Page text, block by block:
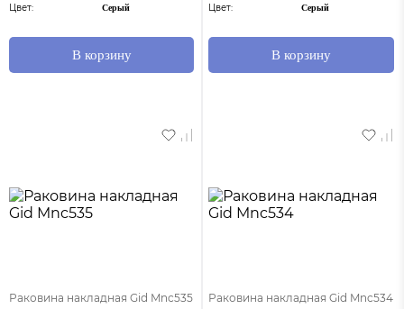
Цвет: Серый
В корзину
Цвет: Серый
В корзину
Раковина накладная Gid Mnc535 Раковина накладная Gid Mnc534